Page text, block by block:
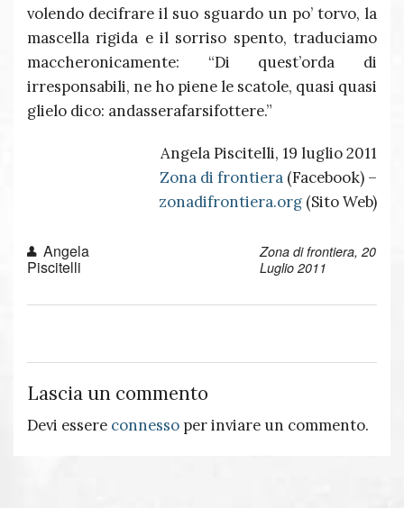
volendo decifrare il suo sguardo un po’ torvo, la
mascella rigida e il sorriso spento, traduciamo
maccheronicamente: “Di quest’orda di
irresponsabili, ne ho piene le scatole, quasi quasi
glielo dico: andasserafarsifottere.”
Angela Piscitelli, 19 luglio 2011
Zona di frontiera (Facebook) –
zonadifrontiera.org (Sito Web)
Angela
Piscitelli
Zona di frontiera, 20
Luglio 2011
Lascia un commento
Devi essere connesso per inviare un commento.